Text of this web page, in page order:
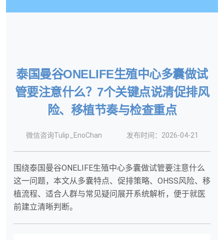
泰国曼谷ONELIFE生殖中心多囊做试
管要注意什么？7个关键点说清促排风
险、移植节奏与检查重点
微信咨询Tulip_EnoChan 发布时间：2026-04-21
围绕泰国曼谷ONELIFE生殖中心多囊做试管要注意什么
这一问题，本文从多囊特点、促排策略、OHSS风险、移
植流程、适合人群与常见疑问展开系统解析，便于就医
前建立清晰判断。